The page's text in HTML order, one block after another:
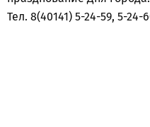
Тел. 8(40141) 5-24-59, 5-24-